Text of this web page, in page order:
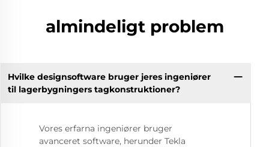
almindeligt problem
Hvilke designsoftware bruger jeres ingeniører
til lagerbygningers tagkonstruktioner?
Vores erfarna ingeniører bruger
avanceret software, herunder Tekla